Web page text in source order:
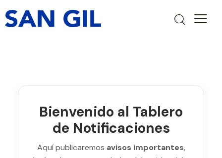
Bienvenido al Tablero
de Notificaciones
Aquí publicaremos avisos importantes,